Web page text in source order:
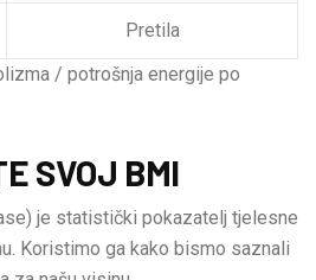
Pretila
/ potrošnja energije po
SVOJ BMI
je statistički pokazatelj tjelesne
Koristimo ga kako bismo saznali